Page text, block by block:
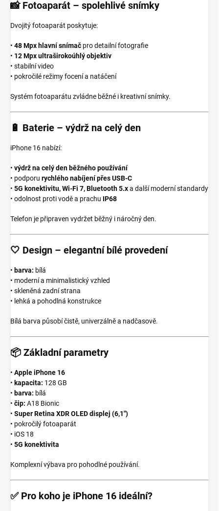
📸 Fotoaparát – spolehlivé snímky
Dvojitý fotoaparát poskytuje:
• 48 Mpx hlavní snímač pro detailní fotografie
• 12 Mpx ultraširokoúhlý objektiv
• stabilní video
• pokročilé režimy focení a natáčení
Systém fotoaparátu zvládne běžné i kreativní snímky.
🔋 Baterie – výdrž na celý den
iPhone 16 nabízí:
• výdrž na celý den běžného používání
• podporu rychlého nabíjení přes USB-C
• 5G konektivitu, Wi-Fi 7, Bluetooth 5.xa další moderní standardy
• odolnost proti vodě a prachu IP68
Telefon je připraven vydržet běžný i náročný den.
🤍 Design – elegantní bílé provedení
• barva: bílá
• moderní a minimalistický vzhled
• skleněná zadní strana
• lehká a pohodlná konstrukce
Bílá barva působí čistě, univerzálně a nadčasově.
📦 Základní parametry
• Apple iPhone 16
• kapacita: 128 GB
• barva: bílá
• čip: A18 Bionic
• Super Retina XDR OLED displej (6,1″)
• pokročilý fotoaparát
• iOS 18
• 5G konektivita
Komplexní výbava pro pohodlné používání.
✅ Pro koho je iPhone 16 ideální?